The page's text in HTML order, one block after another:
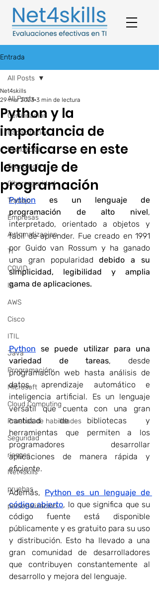
Entrada
All Posts
Certificación
Capacitación
Evaluación
Tecnología
Ciberseguridad
Trabajo
Empresas
Automatizacion
TI
COVID
IA
AWS
Cisco
ITIL
Java
Programación
Microsoft
Cloud Computing
Pruebas de habilidades
Seguridad
riesgos
Net4skills
pruebas
personalizacion
All Posts
Python y la
importancia de
certificarse en este
lenguaje de
programación
Net4skills
29 mar 2023 3 min de lectura
Python
es un lenguaje de
programación de alto nivel,
interpretado, orientado a objetos y
fácil de aprender. Fue creado en 1991
por Guido van Rossum y ha ganado
una gran popularidad debido a su
simplicidad, legibilidad y amplia
gama de aplicaciones.
Python se puede utilizar para una
variedad de tareas, desde
programación web hasta análisis de
datos, aprendizaje automático e
inteligencia artificial. Es un lenguaje
versátil que cuenta con una gran
cantidad de bibliotecas y
herramientas que permiten a los
programadores desarrollar
aplicaciones de manera rápida y
eficiente.
Además, Python es un lenguaje de
código abierto, lo que significa que su
código fuente está disponible
públicamente y es gratuito para su uso
y distribución. Esto ha llevado a una
gran comunidad de desarrolladores
que contribuyen constantemente al
desarrollo y mejora del lenguaje.